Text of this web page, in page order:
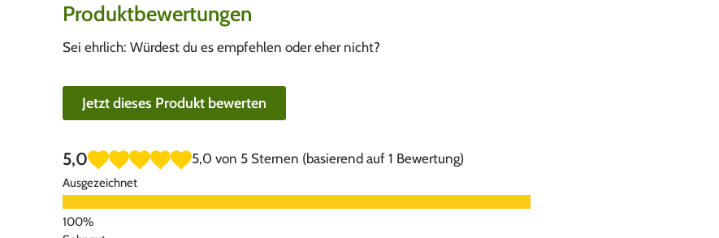
Produktbewertungen
Sei ehrlich: Würdest du es empfehlen oder eher nicht?
Jetzt dieses Produkt bewerten
5,0 5,0 von 5 Sternen (basierend auf 1 Bewertung)
Ausgezeichnet